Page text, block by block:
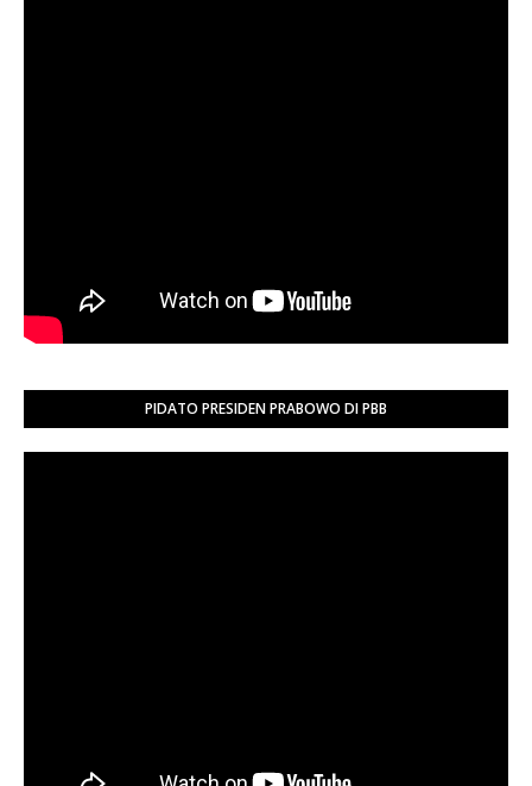
PIDATO PRESIDEN PRABOWO DI PBB